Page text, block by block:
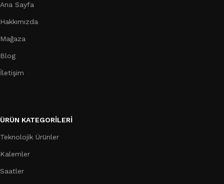
Ana Sayfa
Hakkımızda
Mağaza
Blog
İletişim
ÜRÜN KATEGORILERI
Teknolojik Ürünler
Kalemler
Saatler